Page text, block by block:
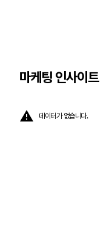
마케팅 인사이트
데이터가 없습니다.